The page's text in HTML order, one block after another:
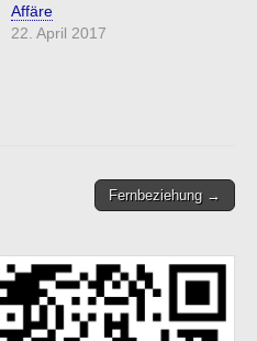
Affäre
22. April 2017
Fernbeziehung →